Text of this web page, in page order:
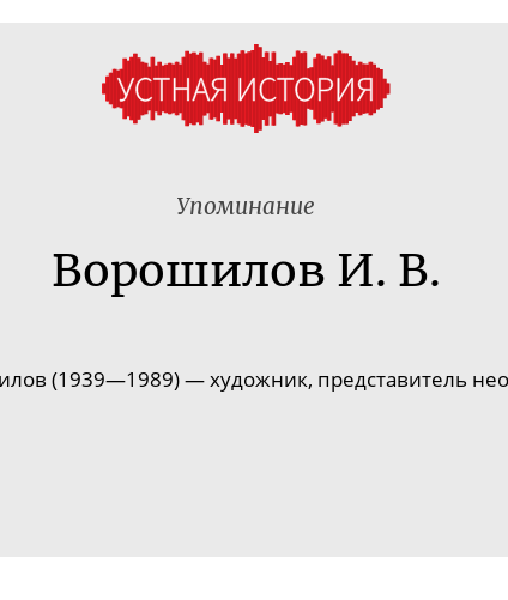
Упоминание
Ворошилов И. В.
(1939—1989) — художник, представитель